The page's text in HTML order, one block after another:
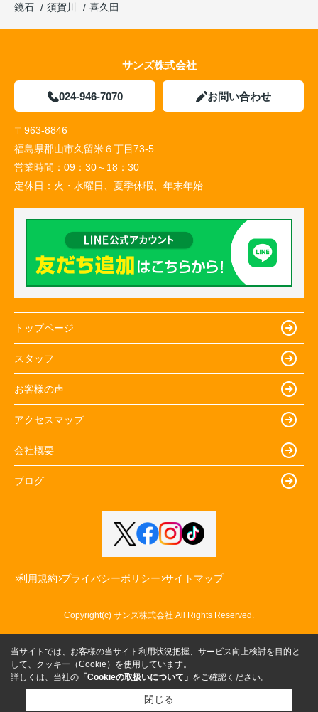
鏡石
須賀川 喜久田
サンズ株式会社
024-946-7070 お問い合わせ
〒963-8846
福島県郡山市久留米６丁目73-5
営業時間： 09：30～18：30
定休日： 火・水曜日、夏季休暇、年末年始
トップページ
スタッフ
お客様の声
アクセスマップ
会社概要
ブログ
利用規約 プライバシーポリシー サイトマップ
Copyright(c) サンズ株式会社 All Rights Reserved.
当サイトでは、お客様の当サイト利用状況把握、サービス向上検討を目的と
して、クッキー（Cookie）を使用しています。
詳しくは、当社の 「Cookieの取扱いについて」 をご確認ください。
閉じる